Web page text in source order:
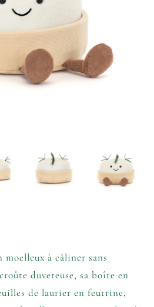
à câliner sans
duveteuse, sa boîte en
de laurier en feutrine,